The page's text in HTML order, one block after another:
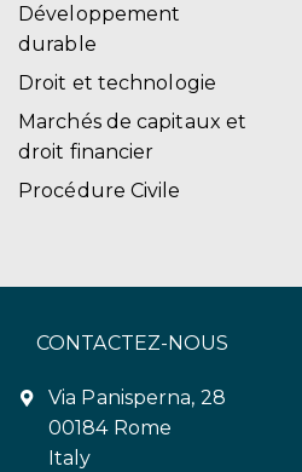
Développement
durable
Droit et technologie
Marchés de capitaux et
droit financier
Procédure Civile
CONTACTEZ-NOUS
Via Panisperna, 28
00184 Rome
Italy